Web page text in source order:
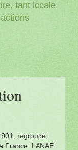
tant locale
regroupe
France. LANAE